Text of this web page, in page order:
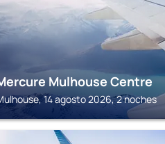
Mulhouse Centre
14 agosto 2026, 2 noches